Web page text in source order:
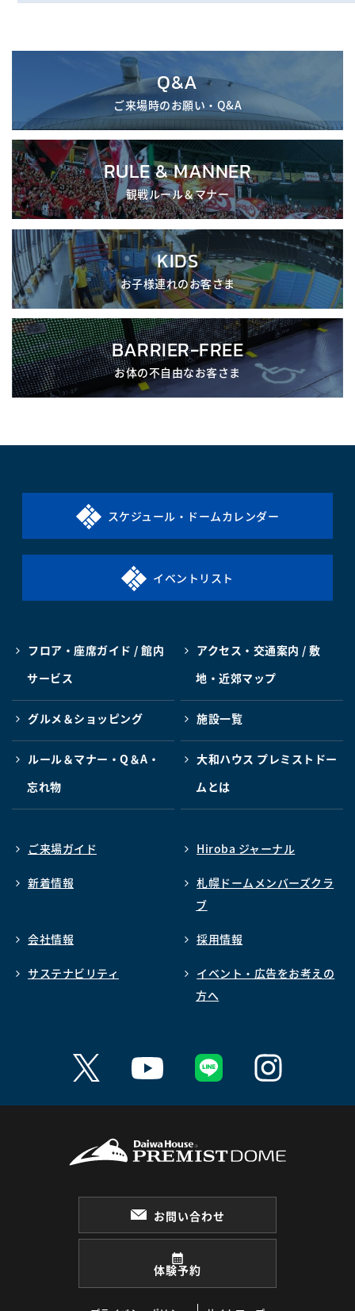
Q&A
ご来場時のお願い・Q&A
RULE & MANNER
観戦ルール＆マナー
KIDS
お子様連れのお客さま
BARRIER-FREE
お体の不自由なお客さま
スケジュール・ドームカレンダー
イベントリスト
フロア・座席ガイド / 館内
サービス
アクセス・交通案内 / 敷
地・近郊マップ
グルメ＆ショッピング 施設一覧
ルール＆マナー・Q＆A・
忘れ物
大和ハウス プレミストドー
ムとは
ご来場ガイド Hiroba ジャーナル
新着情報
札幌ドームメンバーズクラ
ブ
会社情報 採用情報
サステナビリティ
イベント・広告をお考えの
方へ
お問い合わせ
体験予約